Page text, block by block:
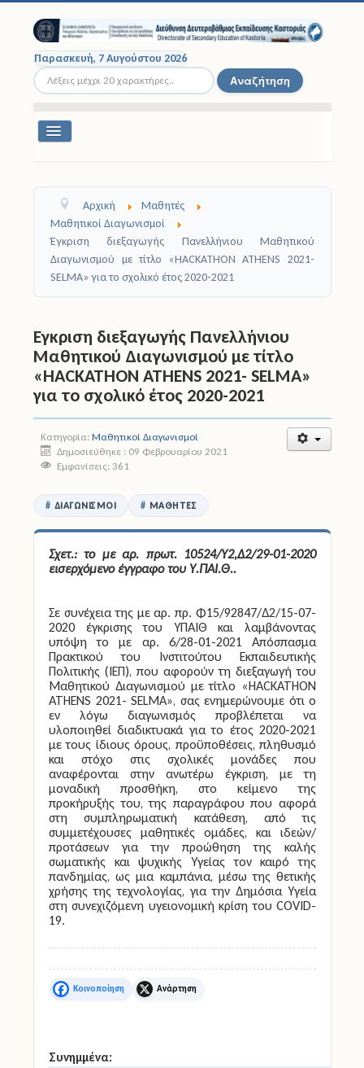
Παρασκευή, 7 Αυγούστου 2026
Αναζήτηση... Αναζήτηση
Εναλλαγή
Σχολικές Μονάδες
Εκπαιδευτικοί
Νομοθεσία
Άδειες
Έντυπα
Πολιτική Προστασία
Ηλεκτρονικές Υπηρεσίες
Αρχική
Μαθητές
Μαθητικοί Διαγωνισμοί
Έγκριση διεξαγωγής Πανελλήνιου Μαθητικού
Διαγωνισμού με τίτλο «HACKATHON ATHENS 2021-
SELMA» για το σχολικό έτος 2020-2021
Έγκριση διεξαγωγής Πανελλήνιου
Μαθητικού Διαγωνισμού με τίτλο
«HACKATHON ATHENS 2021- SELMA»
για το σχολικό έτος 2020-2021
Κατηγορία: Μαθητικοί Διαγωνισμοί
Δημοσιεύθηκε : 09 Φεβρουαρίου 2021
Εμφανίσεις: 361
ΔΙΑΓΩΝΙΣΜΟΊ ΜΑΘΗΤΈΣ
Σχετ.: το με αρ. πρωτ. 10524/Υ2,Δ2/29-01-2020
εισερχόμενο έγγραφο του Υ.ΠΑΙ.Θ..
Σε συνέχεια της με αρ. πρ. Φ15/92847/Δ2/15-07-
2020 έγκρισης του ΥΠΑΙΘ και λαμβάνοντας
υπόψη το με αρ. 6/28-01-2021 Απόσπασμα
Πρακτικού του Ινστιτούτου Εκπαιδευτικής
Πολιτικής (ΙΕΠ), που αφορούν τη διεξαγωγή του
Μαθητικού Διαγωνισμού με τίτλο «HACKATHON
ATHENS 2021- SELMA», σας ενημερώνουμε ότι ο
εν λόγω διαγωνισμός προβλέπεται να
υλοποιηθεί διαδικτυακά για το έτος 2020-2021
με τους ίδιους όρους, προϋποθέσεις, πληθυσμό
και στόχο στις σχολικές μονάδες που
αναφέρονται στην ανωτέρω έγκριση, με τη
μοναδική προσθήκη, στο κείμενο της
προκήρυξής του, της παραγράφου που αφορά
στη συμπληρωματική κατάθεση, από τις
συμμετέχουσες μαθητικές ομάδες, και ιδεών/
προτάσεων για την προώθηση της καλής
σωματικής και ψυχικής Υγείας τον καιρό της
πανδημίας, ως μια καμπάνια, μέσω της θετικής
χρήσης της τεχνολογίας, για την Δημόσια Υγεία
στη συνεχιζόμενη υγειονομική κρίση του COVID-
19.
Facebook X
Συνημμένα: